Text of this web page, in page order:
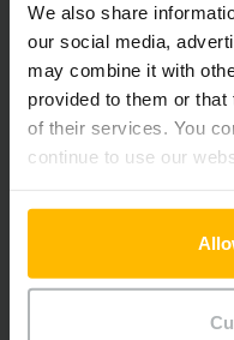
We also share
our social media,
may combine it with
provided to them or
of their services. You
continue to use our
Det følgende afsnit
køretøjets
Teknisk
Batteriets produktionsår